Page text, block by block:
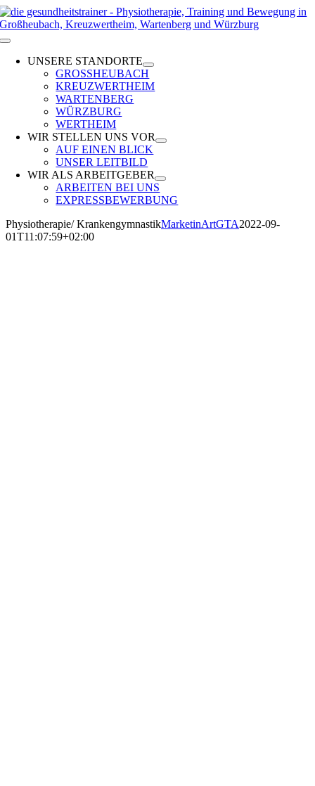
Zum
Inhalt
springen
Toggle
NavigationUNSERE STANDORTE
GROSSHEUBACH
KREUZWERTHEIM
WARTENBERG
WÜRZBURG
WERTHEIM
WIR STELLEN UNS VOR
AUF EINEN BLICK
UNSER LEITBILD
WIR ALS ARBEITGEBER
ARBEITEN BEI UNS
EXPRESSBEWERBUNG
Physiotherapie/ KrankengymnastikMarketinArtGTA2022-09-
01T11:07:59+02:00